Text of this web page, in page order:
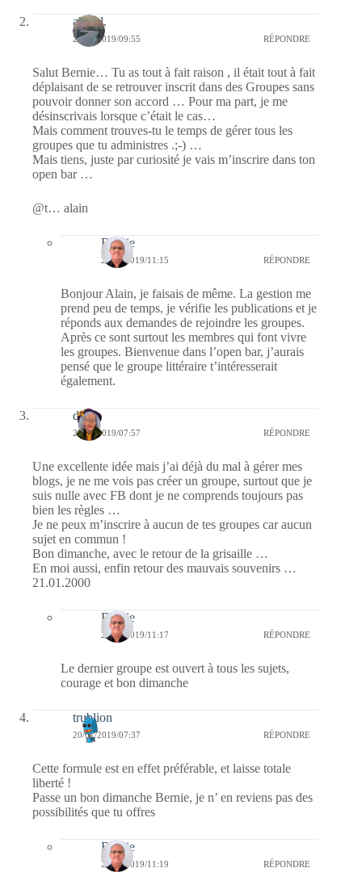
alain l.
20/01/2019/09:55 RÉPONDRE
Salut Bernie… Tu as tout à fait raison , il était tout à fait
déplaisant de se retrouver inscrit dans des Groupes sans
pouvoir donner son accord … Pour ma part, je me
désinscrivais lorsque c’était le cas…
Mais comment trouves-tu le temps de gérer tous les
groupes que tu administres .;-) …
Mais tiens, juste par curiosité je vais m’inscrire dans ton
open bar …
@t… alain
Bernie
20/01/2019/11:15 RÉPONDRE
Bonjour Alain, je faisais de même. La gestion me
prend peu de temps, je vérifie les publications et je
réponds aux demandes de rejoindre les groupes.
Après ce sont surtout les membres qui font vivre
les groupes. Bienvenue dans l’open bar, j’aurais
pensé que le groupe littéraire t’intéresserait
également.
dom
20/01/2019/07:57 RÉPONDRE
Une excellente idée mais j’ai déjà du mal à gérer mes
blogs, je ne me vois pas créer un groupe, surtout que je
suis nulle avec FB dont je ne comprends toujours pas
bien les règles …
Je ne peux m’inscrire à aucun de tes groupes car aucun
sujet en commun !
Bon dimanche, avec le retour de la grisaille …
En moi aussi, enfin retour des mauvais souvenirs …
21.01.2000
Bernie
20/01/2019/11:17 RÉPONDRE
Le dernier groupe est ouvert à tous les sujets,
courage et bon dimanche
trublion
20/01/2019/07:37 RÉPONDRE
Cette formule est en effet préférable, et laisse totale
liberté !
Passe un bon dimanche Bernie, je n’ en reviens pas des
possibilités que tu offres
Bernie
20/01/2019/11:19 RÉPONDRE